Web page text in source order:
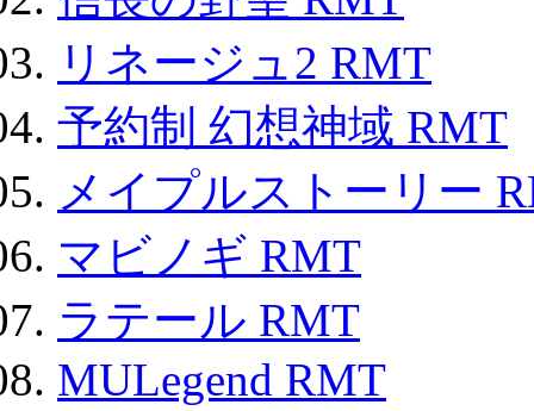
リネージュ2 RMT
予約制 幻想神域 RMT
メイプルストーリー
マビノギ RMT
ラテール RMT
MULegend RMT